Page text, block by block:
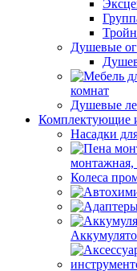
Душевые
комнат
Душевые
Комплектующие
Насадки
монтажная,
Колеса